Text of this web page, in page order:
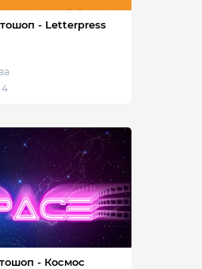
- Letterpress
4
- Космос